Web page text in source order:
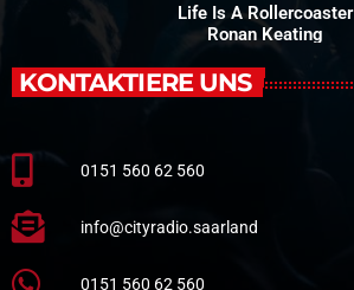
Life Is A Rollercoaster
Ronan Keating
KONTAKTIERE UNS
0151 560 62 560
info@cityradio.saarland
0151 560 62 560